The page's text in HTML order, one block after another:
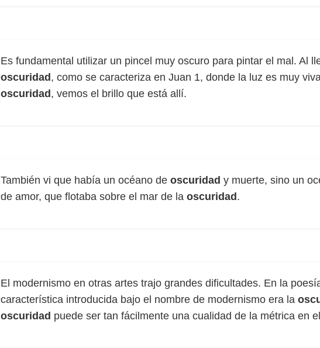
Es fundamental utilizar un pincel muy oscuro para pintar el mal. Al
oscuridad , como se caracteriza en Juan 1, donde la luz es muy
oscuridad , vemos el brillo que está allí.
También vi que había un océano de oscuridad y muerte, sino un
de amor, que flotaba sobre el mar de la oscuridad .
El modernismo en otras artes trajo grandes dificultades. En la
característica introducida bajo el nombre de modernismo era la
oscuridad puede ser tan fácilmente una cualidad de la métrica en